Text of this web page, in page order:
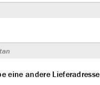
eine andere Lieferadresse